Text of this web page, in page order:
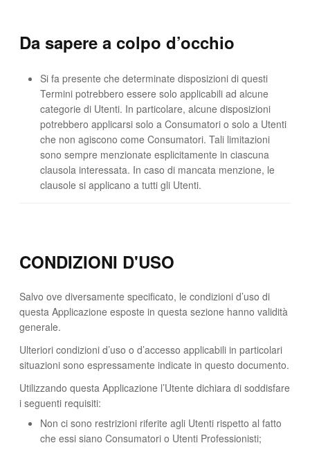
Da sapere a colpo d’occhio
Si fa presente che determinate disposizioni di questi
Termini potrebbero essere solo applicabili ad alcune
categorie di Utenti. In particolare, alcune disposizioni
potrebbero applicarsi solo a Consumatori o solo a Utenti
che non agiscono come Consumatori. Tali limitazioni
sono sempre menzionate esplicitamente in ciascuna
clausola interessata. In caso di mancata menzione, le
clausole si applicano a tutti gli Utenti.
CONDIZIONI D'USO
Salvo ove diversamente specificato, le condizioni d’uso di
questa Applicazione esposte in questa sezione hanno validità
generale.
Ulteriori condizioni d’uso o d’accesso applicabili in particolari
situazioni sono espressamente indicate in questo documento.
Utilizzando questa Applicazione l’Utente dichiara di soddisfare
i seguenti requisiti:
Non ci sono restrizioni riferite agli Utenti rispetto al fatto
che essi siano Consumatori o Utenti Professionisti;